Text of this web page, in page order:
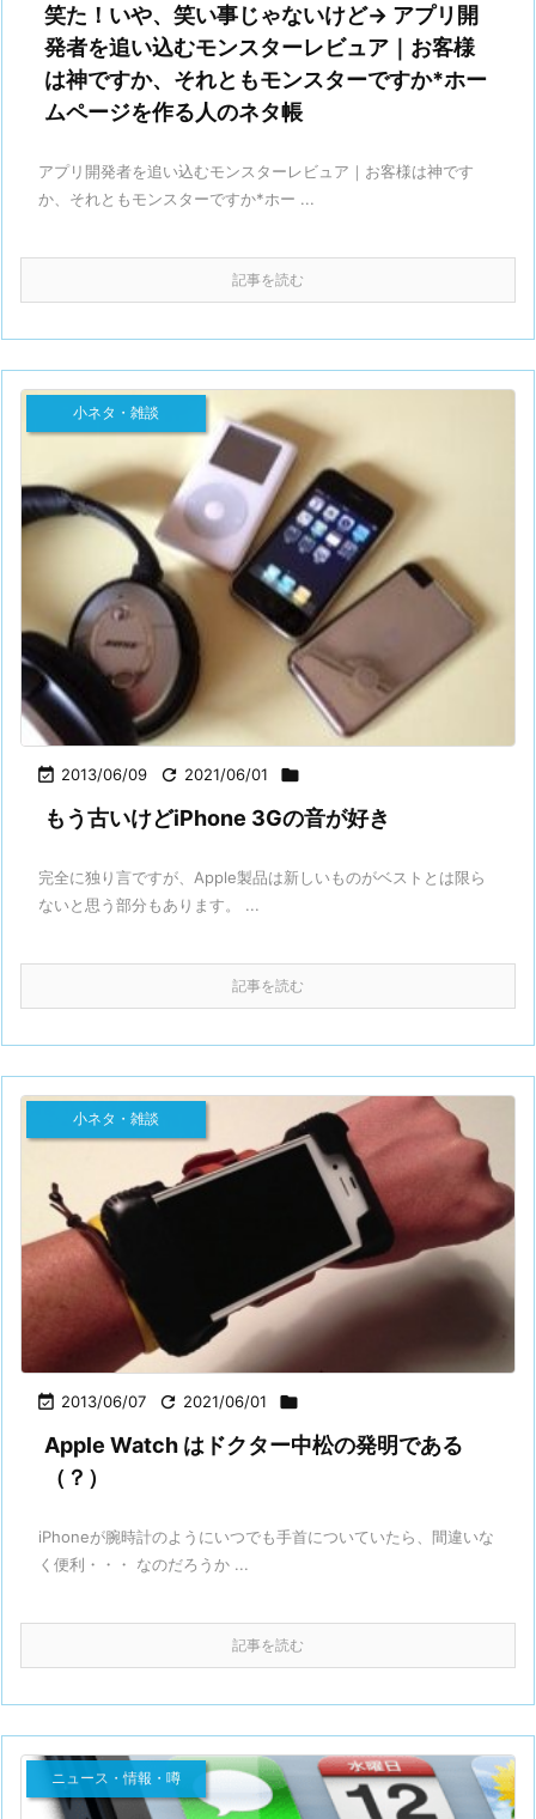
笑た！いや、笑い事じゃないけど→ アプリ開
発者を追い込むモンスターレビュア｜お客様
は神ですか、それともモンスターですか*ホー
ムページを作る人のネタ帳
アプリ開発者を追い込むモンスターレビュア｜お客様は神です
か、それともモンスターですか*ホー ...
記事を読む
 2013/06/09  2021/06/01 
小ネタ・雑談
もう古いけどiPhone 3Gの音が好き
完全に独り言ですが、Apple製品は新しいものがベストとは限ら
ないと思う部分もあります。 ...
記事を読む
 2013/06/07  2021/06/01 
小ネタ・雑談
Apple Watch はドクター中松の発明である
（？）
iPhoneが腕時計のようにいつでも手首についていたら、間違いな
く便利・・・ なのだろうか ...
記事を読む
ニュース・情報・噂